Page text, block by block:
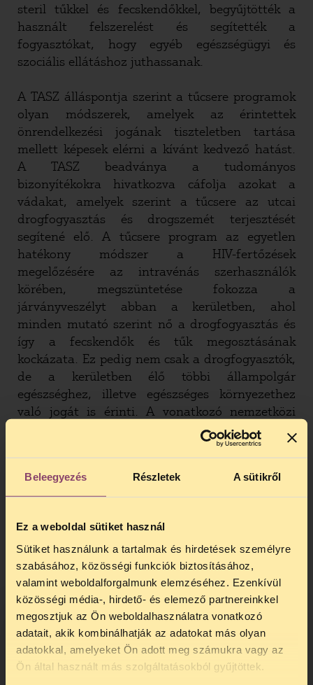
Beleegyezés Részletek A sütikről
Ez a weboldal sütiket használ
Sütiket használunk a tartalmak és hirdetések személyre
szabásához, közösségi funkciók biztosításához,
valamint weboldalforgalmunk elemzéséhez. Ezenkívül
közösségi média-, hirdető- és elemező partnereinkkel
megosztjuk az Ön weboldalhasználatra vonatkozó
adatait, akik kombinálhatják az adatokat más olyan
adatokkal, amelyeket Ön adott meg számukra vagy az
Ön által használt más szolgáltatásokból gyűjtöttek.
steril tűkkel és fecskendőkkel, begyűjtötték a
használt felszerelést és segítették a
fogyasztókat, hogy egyéb egészségügyi és
szociális ellátáshoz juthassanak.
A TASZ álláspontja szerint a tűcsere programok
olyan módszerek, amelyek az érintettek
önrendelkezési jogának tiszteletben tartása
mellett képesek elérni a kívánt kedvező hatást.
A TASZ beadványa a tudományos
bizonyítékokra hivatkozva cáfolja azokat a
vádakat, amelyek szerint a tűcsere az utcai
drogfogyasztás és drogszemét terjesztését
segítené elő. A tűcsere program az egyetlen
hatékony módszer a HIV-fertőzések
megelőzésére az intravénás szerhasználók
körében, megszüntetése fokozza a
járványveszélyt abban a kerületben, ahol
minden mutató szerint nő a drogfogyasztás és
így a fecskendők és tűk megosztásának
kockázata. Ez pedig nem csak a drogfogyasztók,
de a kerületben élő többi állampolgár
egészséghez, illetve egészséges környezethez
való jogát is érinti. A vonatkozó nemzetközi
ajánlásokon kívül az európai uniós, illetve a
nemrég a parlament által is elfogadott nemzeti
elérhetőségének javítását írja elő.
megszűnésével majd eltűnik a program által
kiszolgált több ezer drogfogyasztó,”
hangsúlyozta Sárosi Péter, a TASZ Drogpolitikai
Programvezetője. „Valójában csak a szőnyeg alá
söprik a problémát, ami így még súlyosabbá
válik. Nem valamiféle elvont veszélyről van szó,
hanem az egész társadalmat érintő konkrét
közegészségügyi fenyegetésről. Az elmúlt
években Romániában és Görögországban a
TELEFONOS JOGSEGÉLY